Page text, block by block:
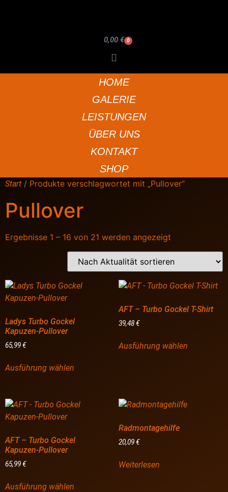
0,00 € 0
HOME
GALERIE
LEISTUNGEN
ÜBER UNS
KONTAKT
SHOP
Start / Produkte verschlagwortet mit „Pullover“
Pullover
Ergebnisse 1 – 16 von 21 werden angezeigt
Ladys Turbo Gockel
Kapuzen-Pullover
65,99€
Ausführung wählen
AFT – Turbo Gockel T-Shirt
39,48€
Ausführung wählen
AFT – Turbo Gockel
Kapuzen-Pullover
65,99€
Ausführung wählen
Radmontagehilfe
20,09€
Weiterlesen